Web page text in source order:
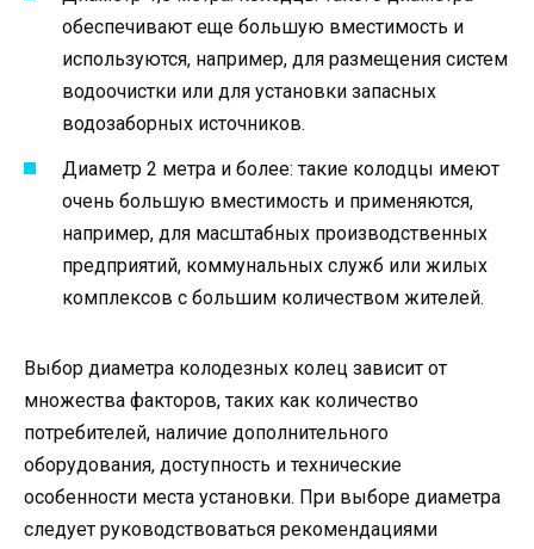
обеспечивают еще большую вместимость и
используются, например, для размещения систем
водоочистки или для установки запасных
водозаборных источников.
Диаметр 2 метра и более: такие колодцы имеют
очень большую вместимость и применяются,
например, для масштабных производственных
предприятий, коммунальных служб или жилых
комплексов с большим количеством жителей.
Выбор диаметра колодезных колец зависит от
множества факторов, таких как количество
потребителей, наличие дополнительного
оборудования, доступность и технические
особенности места установки. При выборе диаметра
следует руководствоваться рекомендациями